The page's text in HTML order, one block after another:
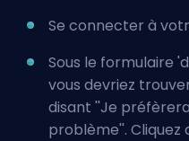
Se connecter à
Sous le formulaire
vous devriez
disant ''Je
problème''. Cliquez